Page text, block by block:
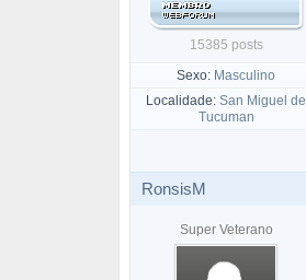
15385 posts
Sexo: Masculino
Localidade: San Miguel de
Tucuman
RonsisM
Super Veterano